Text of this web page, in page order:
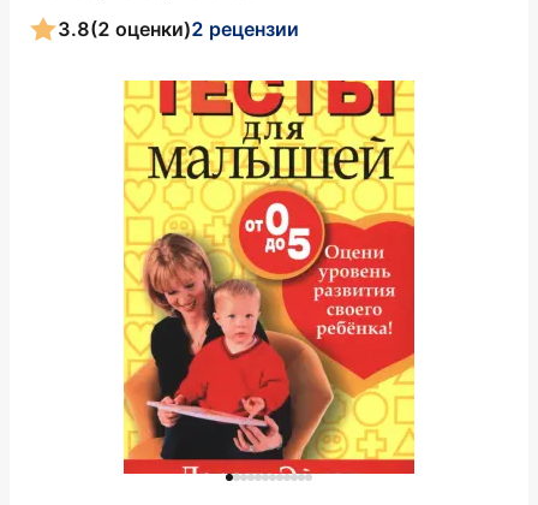
3.8(2 оценки)2 рецензии